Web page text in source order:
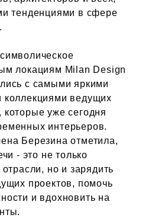
тенденциями в сфере
локациям Milan Design
с самыми яркими
ведущих
уже сегодня
интерьеров.
Березина отметила,
- это не только
но и зарядить
проектов, помочь
и вдохновить на